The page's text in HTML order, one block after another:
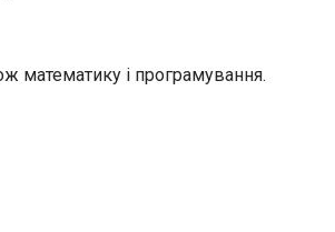
математику і програмування.